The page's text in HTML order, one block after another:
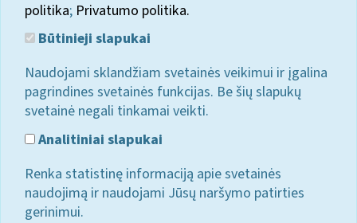
politika; Privatumo politika.
Būtinieji slapukai
Naudojami sklandžiam svetainės veikimui ir įgalina
pagrindines svetainės funkcijas. Be šių slapukų
svetainė negali tinkamai veikti.
Analitiniai slapukai
Renka statistinę informaciją apie svetainės
naudojimą ir naudojami Jūsų naršymo patirties
gerinimui.